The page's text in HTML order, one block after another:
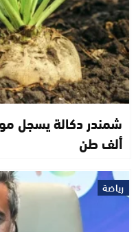
ألف طن
رياضة